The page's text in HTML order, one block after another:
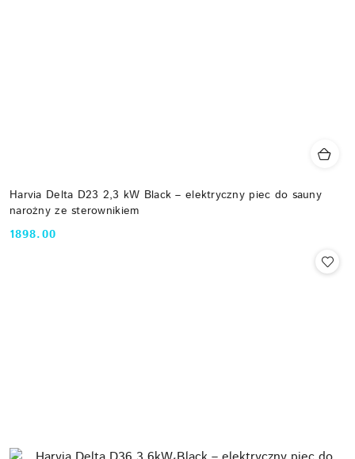
Harvia Delta D23 2,3 kW Black – elektryczny piec do sauny
narożny ze sterownikiem
Cena:
1898.00